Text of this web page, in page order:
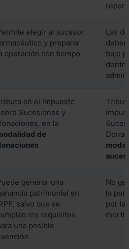
elegir al sucesor
y preparar
operación con tiempo
Las
bajo
en el Impuesto
Sucesiones y
en la
de
generar una
patrimonial en
salvo que se
los requisitos
una posible
No
la
por la